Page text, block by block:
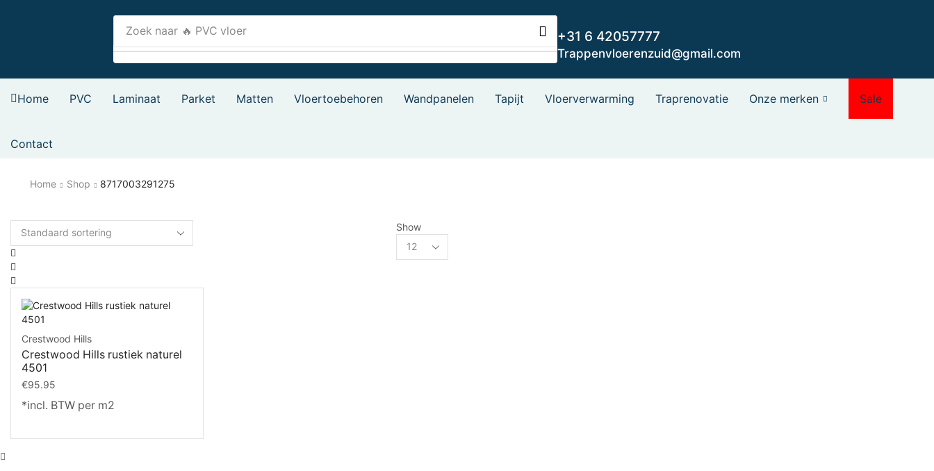
Zoek naar 🔥 PVC vloer +31 6 42057777
Trappenvloerenzuid@gmail.com
Home PVC Laminaat Parket Matten Vloertoebehoren Wandpanelen Tapijt Vloerverwarming Traprenovatie Onze merken Sale
Contact
Home Shop 8717003291275
Show
Crestwood Hills
Crestwood Hills rustiek naturel
4501
€95.95
*incl. BTW per m2